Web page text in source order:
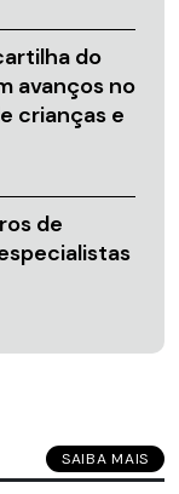
do
avanços no
crianças e
de
SAIBA MAIS